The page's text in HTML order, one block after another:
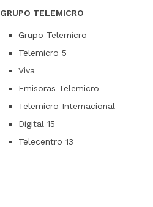
GRUPO TELEMICRO
Grupo Telemicro
Telemicro 5
Viva
Emisoras Telemicro
Telemicro Internacional
Digital 15
Telecentro 13